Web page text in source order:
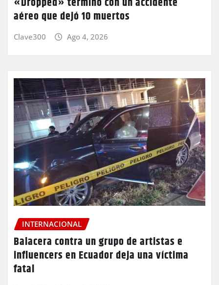
aéreo que dejó 10 muertos
Clave300 Ago 4, 2026
INTERNACIONAL
Balacera contra un grupo de artistas e
influencers en Ecuador deja una víctima
fatal